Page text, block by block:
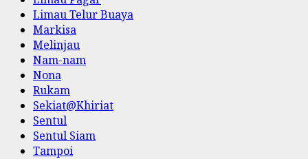
Limau Telur Buaya
Markisa
Melinjau
Nam-nam
Nona
Rukam
Sekiat@Khiriat
Sentul
Sentul Siam
Tampoi